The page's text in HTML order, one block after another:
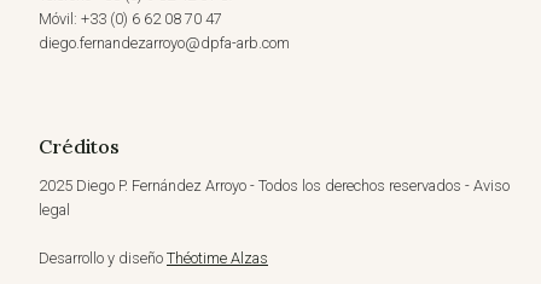
Móvil: +33 (0) 6 62 08 70 47
diego.fernandezarroyo@dpfa-arb.com
Créditos
2025 Diego P. Fernández Arroyo - Todos los derechos reservados - Aviso
legal
Desarrollo y diseño Théotime Alzas